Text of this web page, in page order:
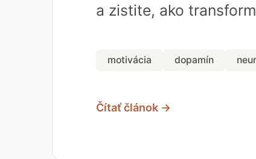
a zistite, ako
motivácia dopamín
Čítať článok →